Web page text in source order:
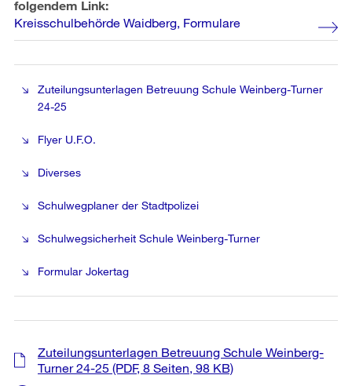
folgendem Link:
Kreisschulbehörde Waidberg, Formulare
Zuteilungsunterlagen Betreuung Schule Weinberg-Turner
24-25
Flyer U.F.O.
Diverses
Schulwegplaner der Stadtpolizei
Schulwegsicherheit Schule Weinberg-Turner
Formular Jokertag
Zuteilungsunterlagen Betreuung Schule Weinberg-
Turner 24-25 (PDF, 8 Seiten, 98 KB)